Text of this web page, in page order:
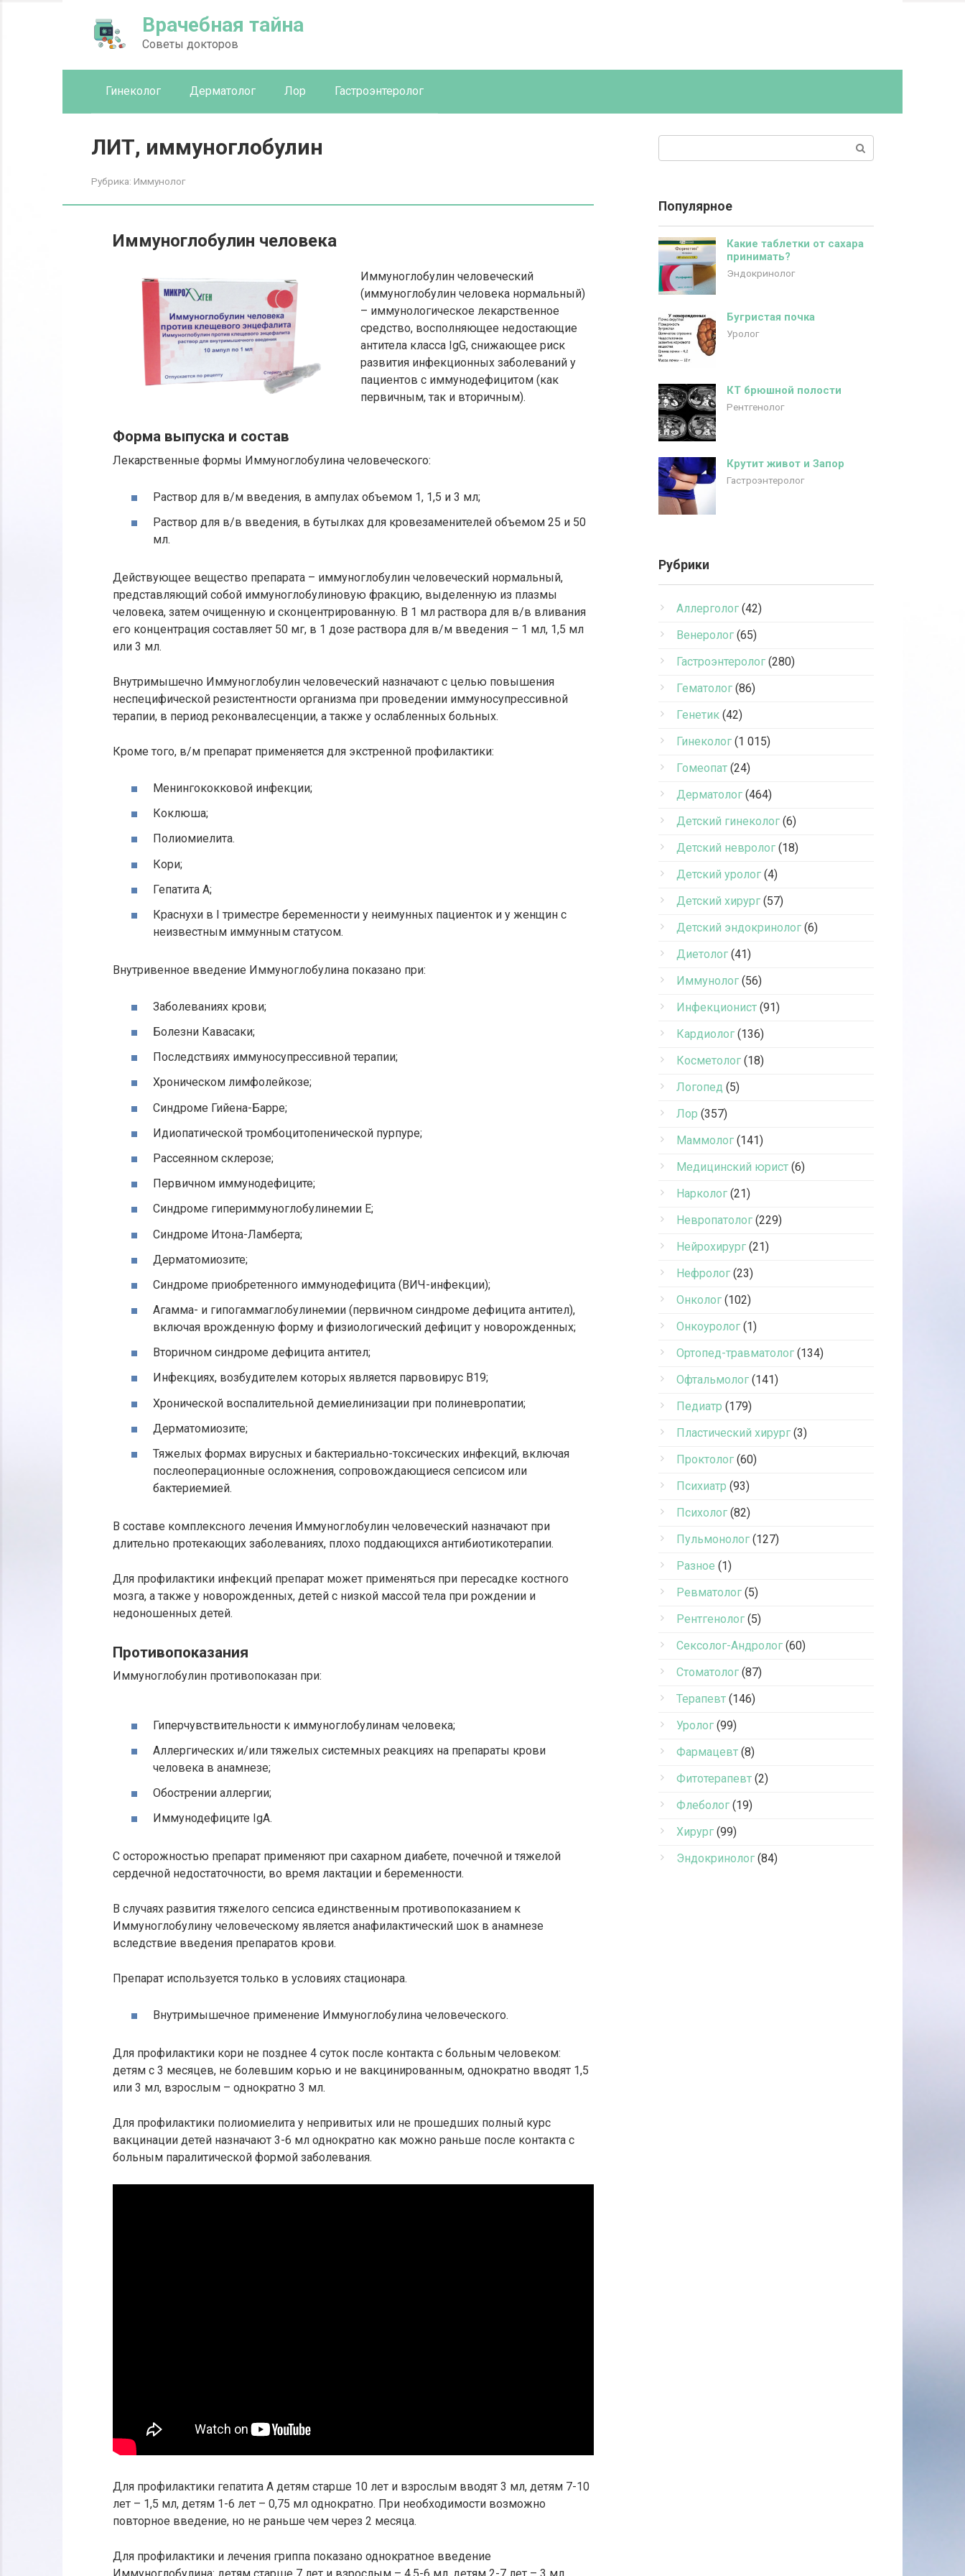
Врачебная тайна
Советы докторов
Гинеколог Дерматолог Лор Гастроэнтеролог
ЛИТ, иммуноглобулин
Рубрика: Иммунолог
Иммуноглобулин человека
Иммуноглобулин человеческий
(иммуноглобулин человека нормальный)
– иммунологическое лекарственное
средство, восполняющее недостающие
антитела класса IgG, снижающее риск
развития инфекционных заболеваний у
пациентов с иммунодефицитом (как
первичным, так и вторичным).
Форма выпуска и состав
Лекарственные формы Иммуноглобулина человеческого:
Раствор для в/м введения, в ампулах объемом 1, 1,5 и 3 мл;
Раствор для в/в введения, в бутылках для кровезаменителей объемом 25 и 50
мл.
Действующее вещество препарата – иммуноглобулин человеческий нормальный,
представляющий собой иммуноглобулиновую фракцию, выделенную из плазмы
человека, затем очищенную и сконцентрированную. В 1 мл раствора для в/в вливания
его концентрация составляет 50 мг, в 1 дозе раствора для в/м введения – 1 мл, 1,5 мл
или 3 мл.
Внутримышечно Иммуноглобулин человеческий назначают с целью повышения
неспецифической резистентности организма при проведении иммуносупрессивной
терапии, в период реконвалесценции, а также у ослабленных больных.
Кроме того, в/м препарат применяется для экстренной профилактики:
Менингококковой инфекции;
Коклюша;
Полиомиелита.
Кори;
Гепатита A;
Краснухи в I триместре беременности у неимунных пациенток и у женщин с
неизвестным иммунным статусом.
Внутривенное введение Иммуноглобулина показано при:
Заболеваниях крови;
Болезни Кавасаки;
Последствиях иммуносупрессивной терапии;
Хроническом лимфолейкозе;
Синдроме Гийена-Барре;
Идиопатической тромбоцитопенической пурпуре;
Рассеянном склерозе;
Первичном иммунодефиците;
Синдроме гипериммуноглобулинемии Е;
Синдроме Итона-Ламберта;
Дерматомиозите;
Синдроме приобретенного иммунодефицита (ВИЧ-инфекции);
Агамма- и гипогаммаглобулинемии (первичном синдроме дефицита антител),
включая врожденную форму и физиологический дефицит у новорожденных;
Вторичном синдроме дефицита антител;
Инфекциях, возбудителем которых является парвовирус В19;
Хронической воспалительной демиелинизации при полиневропатии;
Дерматомиозите;
Тяжелых формах вирусных и бактериально-токсических инфекций, включая
послеоперационные осложнения, сопровождающиеся сепсисом или
бактериемией.
В составе комплексного лечения Иммуноглобулин человеческий назначают при
длительно протекающих заболеваниях, плохо поддающихся антибиотикотерапии.
Для профилактики инфекций препарат может применяться при пересадке костного
мозга, а также у новорожденных, детей с низкой массой тела при рождении и
недоношенных детей.
Противопоказания
Иммуноглобулин противопоказан при:
Гиперчувствительности к иммуноглобулинам человека;
Аллергических и/или тяжелых системных реакциях на препараты крови
человека в анамнезе;
Обострении аллергии;
Иммунодефиците IgA.
С осторожностью препарат применяют при сахарном диабете, почечной и тяжелой
сердечной недостаточности, во время лактации и беременности.
В случаях развития тяжелого сепсиса единственным противопоказанием к
Иммуноглобулину человеческому является анафилактический шок в анамнезе
вследствие введения препаратов крови.
Препарат используется только в условиях стационара.
Внутримышечное применение Иммуноглобулина человеческого.
Для профилактики кори не позднее 4 суток после контакта с больным человеком:
детям с 3 месяцев, не болевшим корью и не вакцинированным, однократно вводят 1,5
или 3 мл, взрослым – однократно 3 мл.
Для профилактики полиомиелита у непривитых или не прошедших полный курс
вакцинации детей назначают 3-6 мл однократно как можно раньше после контакта с
больным паралитической формой заболевания.
Для профилактики гепатита A детям старше 10 лет и взрослым вводят 3 мл, детям 7-10
лет – 1,5 мл, детям 1-6 лет – 0,75 мл однократно. При необходимости возможно
повторное введение, но не раньше чем через 2 месяца.
Для профилактики и лечения гриппа показано однократное введение
Популярное
Какие таблетки от сахара
принимать?
Эндокринолог
Бугристая почка
Уролог
КТ брюшной полости
Рентгенолог
Крутит живот и Запор
Гастроэнтеролог
Рубрики
Аллерголог (42)
Венеролог (65)
Гастроэнтеролог (280)
Гематолог (86)
Генетик (42)
Гинеколог (1 015)
Гомеопат (24)
Дерматолог (464)
Детский гинеколог (6)
Детский невролог (18)
Детский уролог (4)
Детский хирург (57)
Детский эндокринолог (6)
Диетолог (41)
Иммунолог (56)
Инфекционист (91)
Кардиолог (136)
Косметолог (18)
Логопед (5)
Лор (357)
Маммолог (141)
Медицинский юрист (6)
Нарколог (21)
Невропатолог (229)
Нейрохирург (21)
Нефролог (23)
Онколог (102)
Онкоуролог (1)
Ортопед-травматолог (134)
Офтальмолог (141)
Педиатр (179)
Пластический хирург (3)
Проктолог (60)
Психиатр (93)
Психолог (82)
Пульмонолог (127)
Разное (1)
Ревматолог (5)
Рентгенолог (5)
Сексолог-Андролог (60)
Стоматолог (87)
Терапевт (146)
Уролог (99)
Фармацевт (8)
Фитотерапевт (2)
Флеболог (19)
Хирург (99)
Эндокринолог (84)